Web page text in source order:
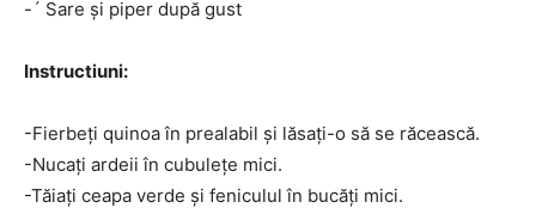
-´ Sare și piper după gust
Instructiuni:
-Fierbeți quinoa în prealabil și lăsați-o să se răcească.
-Nucați ardeii în cubulețe mici.
-Tăiați ceapa verde și feniculul în bucăți mici.